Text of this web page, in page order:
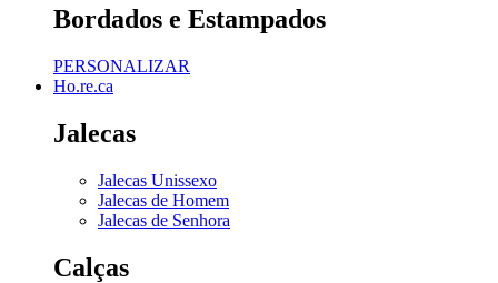
Bordados e Estampados
PERSONALIZAR
Ho.re.ca
Jalecas
Jalecas Unissexo
Jalecas de Homem
Jalecas de Senhora
Calças